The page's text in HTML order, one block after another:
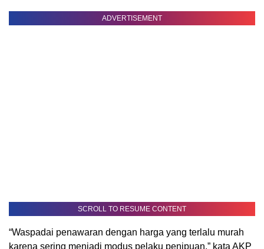
ADVERTISEMENT
SCROLL TO RESUME CONTENT
“Waspadai penawaran dengan harga yang terlalu murah
karena sering menjadi modus pelaku penipuan,” kata AKP